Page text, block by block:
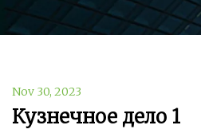
Nov 30, 2023
Кузнечное дело 1